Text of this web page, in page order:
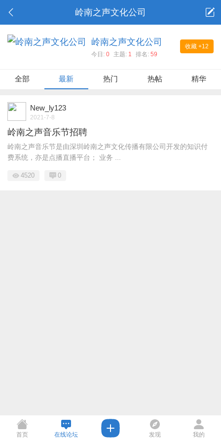
岭南之声文化公司
收藏 +12
岭南之声文化公司
今日: 0 主题: 1 排名: 59
全部 最新 热门 热帖 精华
New_ly123
2021-7-8
岭南之声音乐节招聘
岭南之声音乐节是由深圳岭南之声文化传播有限公司开发的知识付
费系统，亦是点播直播平台； 业务 ...
4520 0
首页 在线论坛 发现 我的